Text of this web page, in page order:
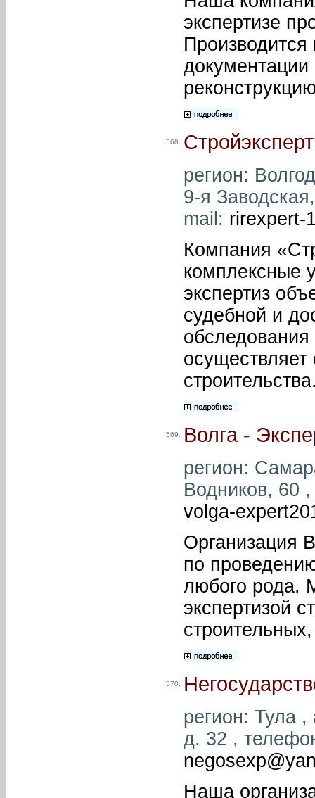
экспертизе
Производится
документации
568.
регион:
9-я
mail: rirexpert-
Компания
комплексные
экспертиз
судебной и
осуществляет
569. Волга -
регион:
Водников, 60
volga-
Организация
по
любого рода.
экспертизой
570.
регион: Тула
д. 32 ,
Наша